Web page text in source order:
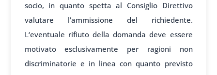
socio, in quantospetta al Consiglio Direttivo
valutare l’ammissione del richiedente.
L‘eventuale rifiuto della domanda deve essere
motivato esclusivamente per ragioni non
discriminatorie e in linea con quanto previsto